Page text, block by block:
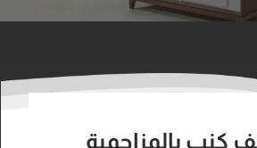
كنب بالمزاحمية